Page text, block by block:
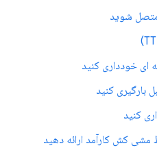
شوید
کنید
کنید
کش کارآمد ارائه دهید